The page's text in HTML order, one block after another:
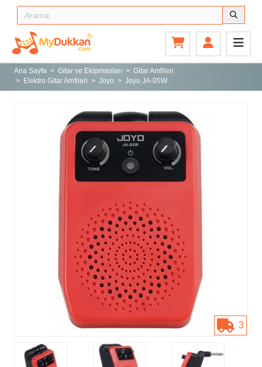
Ana Sayfa
Gitar ve Ekipmanları
Sahne ve Stüdyo
Vurmalı Çalgılar
Türk Müziği Enstrümanları
Ana Sayfa Gitar ve Ekipmanları
Gitar Amfileri
Elektro Gitar Amfileri
Joyo Joyo JA-05W
3